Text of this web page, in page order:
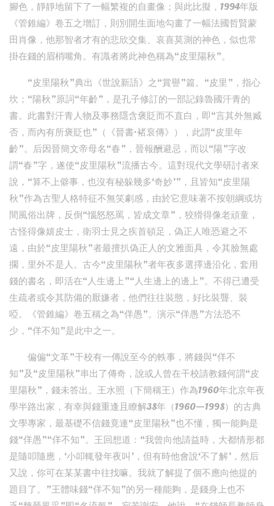
腳色，靜靜地留下了一幅繁複的自畫像；與此比擬，1994年版
《管錐編》卷五之增訂，則別開生面地勾畫了一幅法國哲賢蒙
田肖像，他那智者才有的悲欣交集、哀喜莫測的神色，似也常
掛在錢的眉梢嘴角。有識者將此神色稱為“皮里陽秋”。
“皮里陽秋”典出《世說新語》之“賞譽”篇。“皮里”，指心
坎；“陽秋”原詞“年齡”，是孔子修訂的一部記錄魯國汗青的
書。此書對汗青人物及事務隱含褒貶而不直白，即“言其外無臧
否，而內有所褒貶也”（《晉書·褚裒傳》），此謂“皮里年
齡”。后因晉簡文帝母名“春”，晉報酬避忌，而以“陽”字改
謂“春”字，遂使“皮里陽秋”流播古今。這對現代文學研討者來
說，“算不上僻事，也沒有秘躲幾多‘奇妙’”，且皆知“皮里陽
秋”作為古聖人格特征不無笑劇感，由於它意味著不按朝綱或坊
間風俗出牌，反倒“惱怒怒罵，皆成文章”，狡猾得像老頑童，
古怪得像嬉皮士，衛羽士見之疾首頓足，偽正人唯恐避之不
遠，由於“皮里陽秋”者最擅扒偽正人的文雅面具，令其臉無處
擱，里外不是人。古今“皮里陽秋”者年夜多選擇邊沿化，套用
錢的書名，即活在“人生邊上”“人生邊上的邊上”。不得已遭受
生疏者或令其防備的厭嫌者，他們往往裝憨，好比裝聾、裝
啞。《管錐編》卷五稱之為“佯愚”。演示“佯愚”方法恐不
少，“佯不知”是此中之一。
偏偏“文革”干校有一傳說至今的軼事，將錢與“佯不
知”及“皮里陽秋”串出了傳奇，說或人曾在干校請教錢何謂“皮
里陽秋”，錢未答出。王水照（下簡稱王）作為1960年北京年夜
學半路出家，有幸與錢重逢且瞭解38年（1960—1998）的古典
文學專家，最基礎不信錢竟連“皮里陽秋”也不懂，獨一能夠是
錢“佯愚”“佯不知”。王回想道：“我曾向他請益時，大都情形都
是隨叩隨應，‘小叩輒發年夜叫’，但有時他會說‘不了解’，然后
又說，你可在某某書中往找嘛。我就了解提了個不應向他提的
題目了。”王體味錢“佯不知”的另一種能夠，是錢身上也不